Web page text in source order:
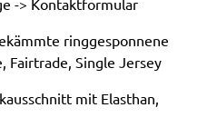
-> Kontaktformular
ringgesponnene
Single Jersey
mit Elasthan,